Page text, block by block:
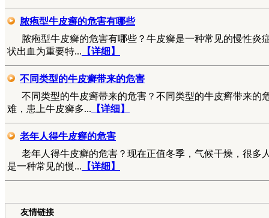
脓疱型牛皮癣的危害有哪些
脓疱型牛皮癣的危害有哪些？牛皮癣是一种常见的慢性炎
状出血为重要特... 【详细】
不同类型的牛皮癣带来的危害
不同类型的牛皮癣带来的危害？不同类型的牛皮癣带来的
难，患上牛皮癣多... 【详细】
老年人得牛皮癣的危害
老年人得牛皮癣的危害？现在正值冬季，气候干燥，很多
是一种常见的慢... 【详细】
友情链接